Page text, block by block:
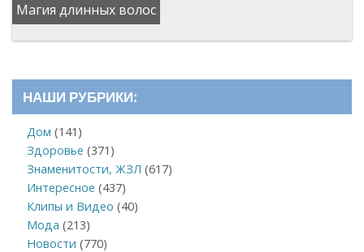
Магия длинных волос
НАШИ РУБРИКИ:
Дом (141)
Здоровье (371)
Знаменитости, ЖЗЛ (617)
Интересное (437)
Клипы и Видео (40)
Мода (213)
Новости (770)